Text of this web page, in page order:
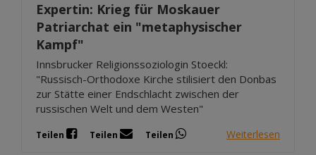
Expertin: Krieg für Moskauer
Patriarchat ein "metaphysischer
Kampf"
Innsbrucker Religionssoziologin Stoeckl:
"Russisch-Orthodoxe Kirche stilisiert den Donbas
zur Stätte einer Endschlacht zwischen der
russischen Welt und dem Westen"
Teilen Teilen Teilen Weiterlesen